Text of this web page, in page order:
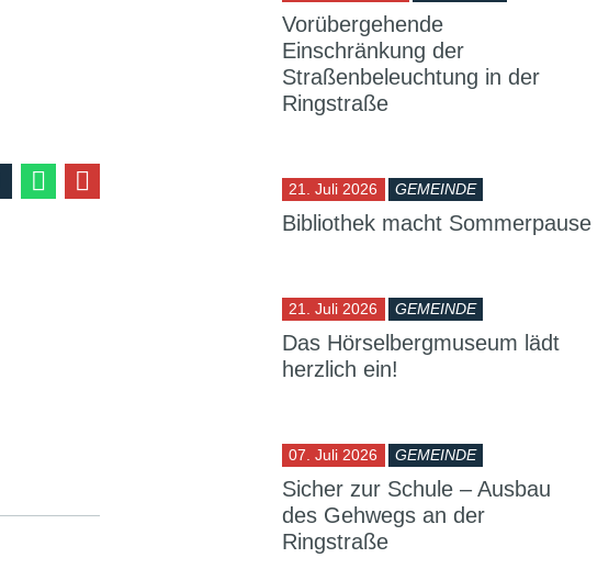
Vorübergehende
Einschränkung der
Straßenbeleuchtung in der
Ringstraße
21. Juli 2026 GEMEINDE
Bibliothek macht Sommerpause
21. Juli 2026 GEMEINDE
Das Hörselbergmuseum lädt
herzlich ein!
07. Juli 2026 GEMEINDE
Sicher zur Schule – Ausbau
des Gehwegs an der
Ringstraße